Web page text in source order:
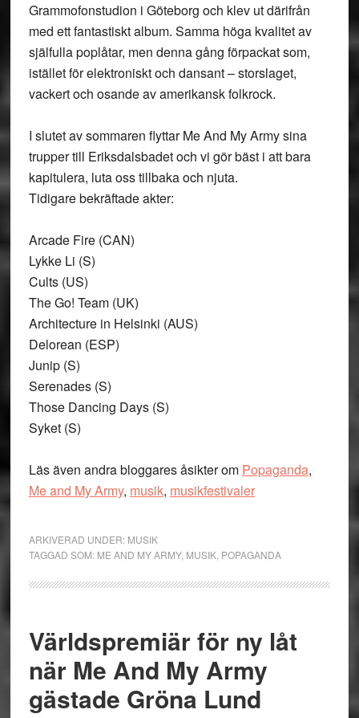
Grammofonstudion i Göteborg och klev ut därifrån
med ett fantastiskt album. Samma höga kvalitet av
själfulla poplåtar, men denna gång förpackat som,
istället för elektroniskt och dansant – storslaget,
vackert och osande av amerikansk folkrock.
I slutet av sommaren flyttar Me And My Army sina
trupper till Eriksdalsbadet och vi gör bäst i att bara
kapitulera, luta oss tillbaka och njuta.
Tidigare bekräftade akter:
Arcade Fire (CAN)
Lykke Li (S)
Cults (US)
The Go! Team (UK)
Architecture in Helsinki (AUS)
Delorean (ESP)
Junip (S)
Serenades (S)
Those Dancing Days (S)
Syket (S)
Läs även andra bloggares åsikter om Popaganda,
Me and My Army, musik, musikfestivaler
ARKIVERAD UNDER: MUSIK
TAGGAD SOM: ME AND MY ARMY, MUSIK, POPAGANDA
Världspremiär för ny låt
när Me And My Army
gästade Gröna Lund